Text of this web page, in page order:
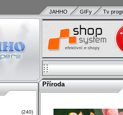
(240)
JAHHO GIFy Tv
Příroda